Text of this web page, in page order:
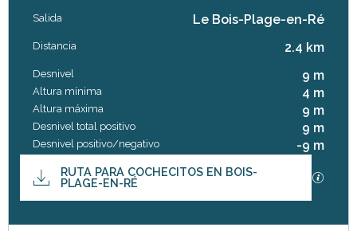
Información práctica
Salida Le Bois-Plage-en-Ré
Distancia 2.4 km
Desnivel 9 m
Altura mínima 4 m
Altura máxima 9 m
Desnivel total positivo 9 m
Desnivel positivo/negativo -9 m
Documentación
RUTA PARA COCHECITOS EN BOIS-
PLAGE-EN-RÉ
Los